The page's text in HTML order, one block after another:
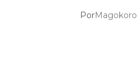
PorMagokoro